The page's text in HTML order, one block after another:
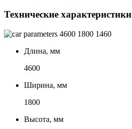
Технические характеристики
4600 1800 1460
Длина, мм
4600
Ширина, мм
1800
Высота, мм